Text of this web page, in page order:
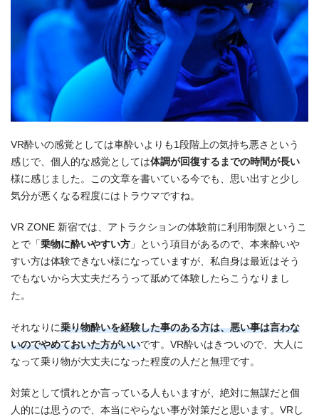
VR酔いの感覚としては車酔いよりも1段階上の気持ち悪さという
感じで、個人的な感覚としては体調が回復するまでの時間が長い
様に感じました。この文章を書いている今でも、思い出すと少し
気分が悪くなる程度にはトラウマですね。
VR ZONE 新宿では、アトラクションの体験前に利用制限というこ
とで「 乗物に酔いやすい方 」という項目があるので、本来酔いや
すい方は体験できない様になっていますが、私自身は最近はそう
でもないから大丈夫だろうって舐めて体験したらこうなりまし
た。
それなりに乗り物酔いを経験した事のある方は、悪い事は言わな
いのでやめておいた方がいいです。VR酔いはきついので、大人に
なって乗り物が大丈夫になった程度の人だと無理です。
対策として慣れとか言っている人もいますが、絶対に無謀だと個
人的には思うので、本当にやらない事が対策だと思います。VRし